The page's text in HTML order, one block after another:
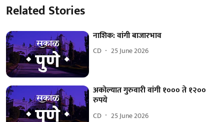
Related Stories
नाशिक: वांगी बाजारभाव
CD 25 June 2026
अकोल्यात गुरुवारी वांगी १००० ते १२००
रुपये
CD 25 June 2026